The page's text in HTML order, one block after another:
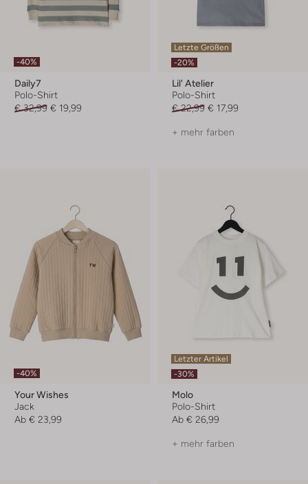
-40%
Daily7
Polo-Shirt
€ 32,99 € 19,99
Letzte Größen
-20%
Lil' Atelier
Polo-Shirt
€ 22,99 € 17,99
+ mehr farben
-40%
Your Wishes
Jack
Ab € 23,99
Letzter Artikel
-30%
Molo
Polo-Shirt
Ab € 26,99
+ mehr farben